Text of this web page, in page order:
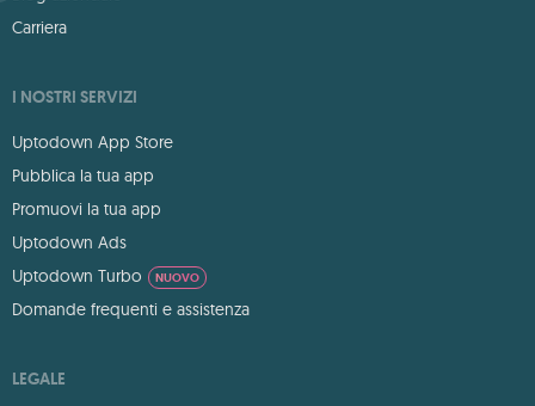
Carriera
I NOSTRI SERVIZI
Uptodown App Store
Pubblica la tua app
Promuovi la tua app
Uptodown Ads
Uptodown Turbo
NUOVO
Domande frequenti e assistenza
LEGALE